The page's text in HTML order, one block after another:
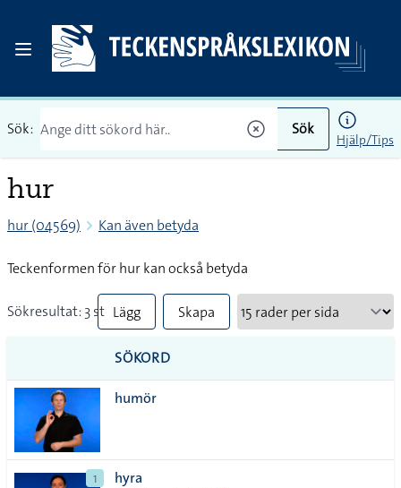
Sök: Sök
Hjälp/Tips
hur
hur (04569) Kan även betyda
Teckenformen för hur kan också betyda
Sökresultat: 3 st Lägg
till
alla i
Skapa
SÖKORD
humör
1 hyra